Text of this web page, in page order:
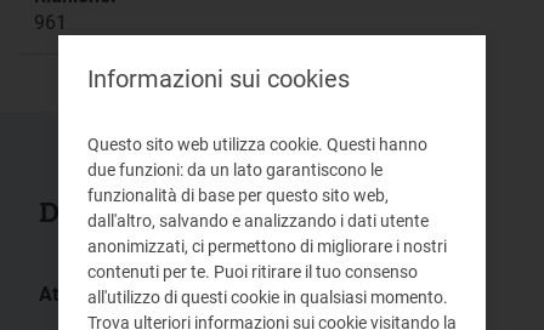
961
Documenti collegati
Atti:
166/2017/E/eel
156/2017/E/eel
Informazioni sui cookies
Questo sito web utilizza cookie. Questi hanno
due funzioni: da un lato garantiscono le
funzionalità di base per questo sito web,
dall'altro, salvando e analizzando i dati utente
anonimizzati, ci permettono di migliorare i nostri
contenuti per te. Puoi ritirare il tuo consenso
all'utilizzo di questi cookie in qualsiasi momento.
Trova ulteriori informazioni sui cookie visitando la